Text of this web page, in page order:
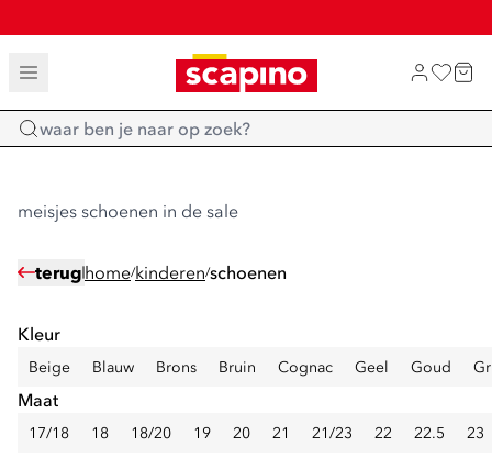
TOT 70% KORTING OP SALE
SHOP NIEUW
Home
meisjes schoenen in de sale
terug home/kinderen/schoenen
Kleur
Beige Blauw Brons Bruin Cognac Geel Goud
Maat
17/18 18 18/20 19 20 21 21/23 22 22.5 23